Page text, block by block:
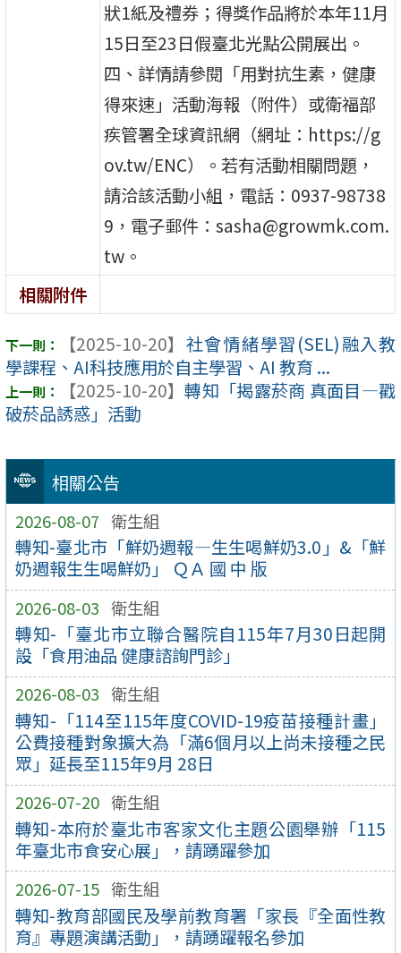
相關公告
2026-08-07 衛生組
轉知-臺北市「鮮奶週報—生生喝鮮奶3.0」&「鮮
奶週報生生喝鮮奶」 ＱＡ 國 中 版
2026-08-03 衛生組
轉知-「臺北市立聯合醫院自115年7月30日起開
設「食用油品 健康諮詢門診」
2026-08-03 衛生組
轉知-「114至115年度COVID-19疫苗接種計畫」
公費接種對象擴大為「滿6個月以上尚未接種之民
眾」延長至115年9月 28日
2026-07-20 衛生組
轉知-本府於臺北市客家文化主題公園舉辦「115
年臺北市食安心展」，請踴躍參加
2026-07-15 衛生組
轉知-教育部國民及學前教育署「家長『全面性教
育』專題演講活動」，請踴躍報名參加
狀1紙及禮券；得獎作品將於本年11月
15日至23日假臺北光點公開展出。
四、詳情請參閱「用對抗生素，健康
得來速」活動海報（附件）或衛福部
疾管署全球資訊網（網址：https://g
ov.tw/ENC）。若有活動相關問題，
請洽該活動小組，電話：0937-98738
9，電子郵件：sasha@growmk.com.
tw。
相關附件
【2025-10-20】 社會情緒學習(SEL)融入教
學課程、AI科技應用於自主學習、AI 教育 ...
【2025-10-20】 轉知「揭露菸商 真面目—戳
破菸品誘惑」活動